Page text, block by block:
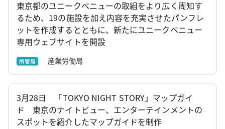
東京都のユニークベニューの取組をより広く周知す
るため、19の施設を加え内容を充実させたパンフレ
ットを作成するとともに、新たにユニークベニュー
専用ウェブサイトを開設
所管局 産業労働局
3月28日 「TOKYO NIGHT STORY」マップガイ
ド 東京のナイトビュー、エンターテインメントの
スポットを紹介したマップガイドを制作